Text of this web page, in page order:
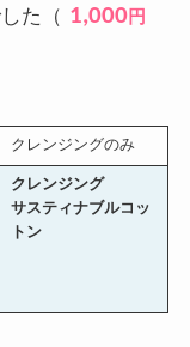
た（ 1,000円
クレンジングのみ
クレンジング
サスティナブルコッ
トン